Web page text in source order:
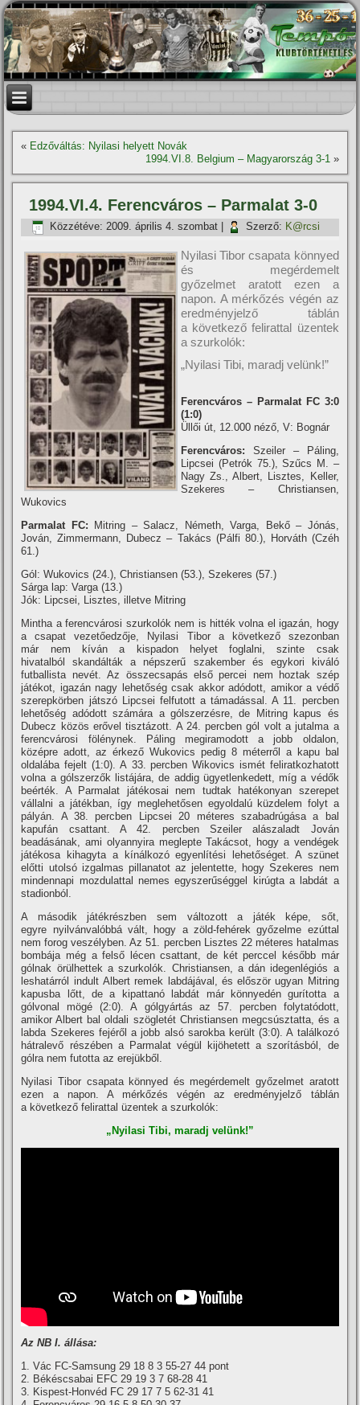
« Edzőváltás: Nyilasi helyett Novák
1994.VI.8. Belgium – Magyarország 3-1»
1994.VI.4. Ferencváros – Parmalat 3-0
Közzétéve: 2009. április 4. szombat Szerző: K@rcsi
Nyilasi Tibor csapata könnyed
és megérdemelt
győzelmet aratott ezen a
napon. A mérkőzés végén az
eredményjelző táblán
a következő felirattal üzentek
a szurkolók:
„Nyilasi Tibi, maradj velünk!”
Ferencváros – Parmalat FC 3:0
(1:0)
Üllői út, 12.000 néző, V: Bognár
Ferencváros:Szeiler – Páling,
Lipcsei (Petrók 75.), Szűcs M. –
Nagy Zs., Albert, Lisztes, Keller,
Szekeres – Christiansen,
Wukovics
Parmalat FC: Mitring – Salacz, Németh, Varga, Bekő – Jónás,
Jován, Zimmermann, Dubecz – Takács (Pálfi 80.), Horváth (Czéh
61.)
Gól: Wukovics (24.), Christiansen (53.), Szekeres (57.)
Sárga lap: Varga (13.)
Jók: Lipcsei, Lisztes, illetve Mitring
Mintha a ferencvárosi szurkolók nem is hitték volna el igazán, hogy
a csapat vezetőedzője, Nyilasi Tibor a következő szezonban
már nem kí­ván a kispadon helyet foglalni, szinte csak
hivatalból skandálták a népszerű szakember és egykori kiváló
futballista nevét. Az összecsapás első percei nem hoztak szép
játékot, igazán nagy lehetőség csak akkor adódott, amikor a védő
szerepkörben játszó Lipcsei felfutott a támadással. A 11. percben
lehetőség adódott számára a gólszerzésre, de Mitring kapus és
Dubecz közös erővel tisztázott. A 24. percben gól volt a jutalma a
ferencvárosi fölénynek. Páling megiramodott a jobb oldalon,
középre adott, az érkező Wukovics pedig 8 méterről a kapu bal
oldalába fejelt (1:0). A 33. percben Wikovics ismét feliratkozhatott
volna a gólszerzők listájára, de addig ügyetlenkedett, mí­g a védők
beérték. A Parmalat játékosai nem tudtak hatékonyan szerepet
vállalni a játékban, í­gy meglehetősen egyoldalú küzdelem folyt a
pályán. A 38. percben Lipcsei 20 méteres szabadrúgása a bal
kapufán csattant. A 42. percben Szeiler alászaladt Jován
beadásának, ami olyannyira meglepte Takácsot, hogy a vendégek
játékosa kihagyta a kí­nálkozó egyenlí­tési lehetőséget. A szünet
előtti utolsó izgalmas pillanatot az jelentette, hogy Szekeres nem
mindennapi mozdulattal nemes egyszerűséggel kirúgta a labdát a
stadionból.
A második játékrészben sem változott a játék képe, sőt,
egyre nyilvánvalóbbá vált, hogy a zöld-fehérek győzelme ezúttal
nem forog veszélyben. Az 51. percben Lisztes 22 méteres hatalmas
bombája még a felső lécen csattant, de két perccel később már
gólnak örülhettek a szurkolók. Christiansen, a dán idegenlégiós a
leshatárról indult Albert remek labdájával, és először ugyan Mitring
kapusba lőtt, de a kipattanó labdát már könnyedén gurí­totta a
gólvonal mögé (2:0). A gólgyártás az 57. percben folytatódott,
amikor Albert bal oldali szögletét Christiansen megcsúsztatta, és a
labda Szekeres fejéről a jobb alsó sarokba került (3:0). A találkozó
hátralevő részében a Parmalat végül kijöhetett a szorí­tásból, de
gólra nem futotta az erejükből.
Nyilasi Tibor csapata könnyed és megérdemelt győzelmet aratott
ezen a napon. A mérkőzés végén az eredményjelző táblán
a következő felirattal üzentek a szurkolók:
„Nyilasi Tibi, maradj velünk!”
Az NB I. állása:
1. Vác FC-Samsung 29 18 8 3 55-27 44 pont
2. Békéscsabai EFC 29 19 3 7 68-28 41
3. Kispest-Honvéd FC 29 17 7 5 62-31 41